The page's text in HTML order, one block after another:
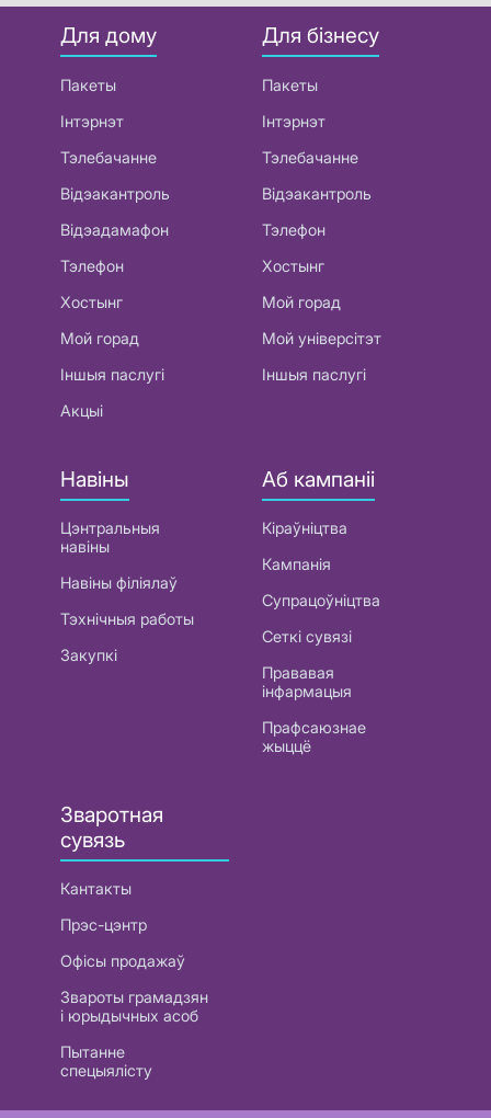
Для дому
Пакеты
Інтэрнэт
Тэлебачанне
Відэакантроль
Відэадамафон
Тэлефон
Хостынг
Мой горад
Іншыя паслугі
Акцыі
Для бізнесу
Пакеты
Інтэрнэт
Тэлебачанне
Відэакантроль
Тэлефон
Хостынг
Мой горад
Мой універсітэт
Іншыя паслугі
Навіны
Цэнтральныя
навіны
Навіны філіялаў
Тэхнічныя работы
Закупкі
Аб кампаніі
Кіраўніцтва
Кампанія
Супрацоўніцтва
Сеткі сувязі
Прававая
інфармацыя
Прафсаюзнае
жыццё
Зваротная
сувязь
Кантакты
Прэс-цэнтр
Офісы продажаў
Звароты грамадзян
і юрыдычных асоб
Пытанне
спецыялісту